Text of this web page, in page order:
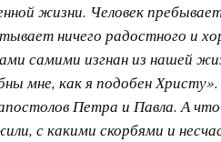
жизни. Человек
ничего радостного и
самими изгнан из нашей
мне, как я подобен
Петра и Павла. А
с какими скорбями и